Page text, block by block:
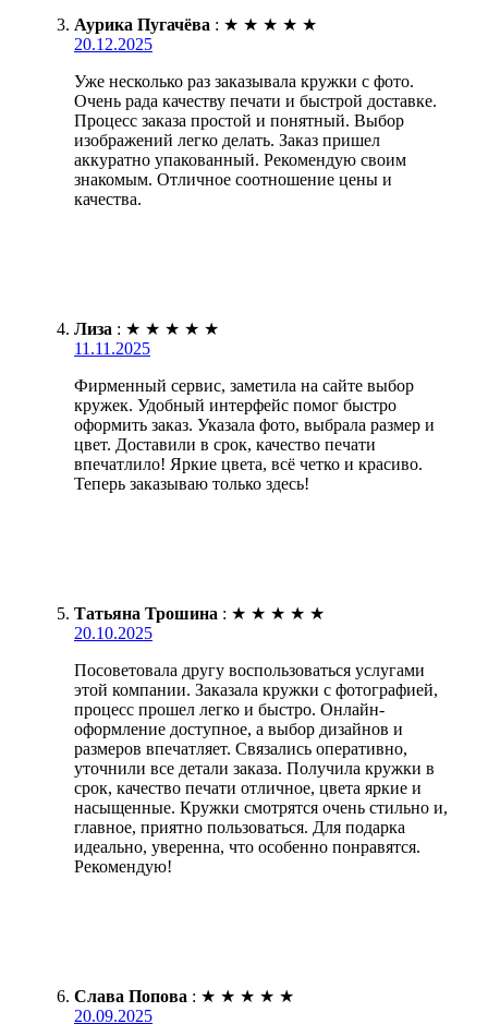
Аурика Пугачёва : ★ ★ ★ ★ ★
20.12.2025
Уже несколько раз заказывала кружки с фото.
Очень рада качеству печати и быстрой доставке.
Процесс заказа простой и понятный. Выбор
изображений легко делать. Заказ пришел
аккуратно упакованный. Рекомендую своим
знакомым. Отличное соотношение цены и
качества.
Лиза : ★ ★ ★ ★ ★
11.11.2025
Фирменный сервис, заметила на сайте выбор
кружек. Удобный интерфейс помог быстро
оформить заказ. Указала фото, выбрала размер и
цвет. Доставили в срок, качество печати
впечатлило! Яркие цвета, всё четко и красиво.
Теперь заказываю только здесь!
Татьяна Трошина : ★ ★ ★ ★ ★
20.10.2025
Посоветовала другу воспользоваться услугами
этой компании. Заказала кружки с фотографией,
процесс прошел легко и быстро. Онлайн-
оформление доступное, а выбор дизайнов и
размеров впечатляет. Связались оперативно,
уточнили все детали заказа. Получила кружки в
срок, качество печати отличное, цвета яркие и
насыщенные. Кружки смотрятся очень стильно и,
главное, приятно пользоваться. Для подарка
идеально, уверенна, что особенно понравятся.
Рекомендую!
Слава Попова : ★ ★ ★ ★ ★
20.09.2025